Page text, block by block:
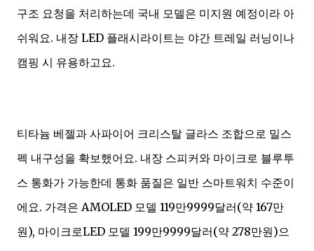
구조 요청을 처리하는데 국내 모델은 미지원 예정이라 아
쉬워요. 내장 LED 플래시라이트는 야간 트레일 러닝이나
캠핑 시 유용하고요.
티타늄 베젤과 사파이어 크리스탈 글라스 조합으로 밀스
펙 내구성을 확보했어요. 내장 스피커와 마이크로 블루투
스 통화가 가능한데 통화 품질은 일반 스마트워치 수준이
에요. 가격은 AMOLED 모델 119만9999달러(약 167만
원), 마이크로LED 모델 199만9999달러(약 278만원)으